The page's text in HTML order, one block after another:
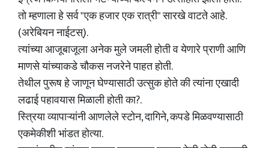
तो म्हणाला हे सर्व "एक हजार एक रात्री" सारखे वाटते आहे.
(अरेबियन‌ नाईटस्).
त्यांच्या आजूबाजूला अनेक मुले जमली होती व येणारे प्राणी आणि
माणसे यांच्याकडे चौकस नजरेने पाहत होती.
तेथील पुरूष हे जाणून घेण्यासाठी उत्सुक होते की त्यांना एखादी
लढाई पहावयास मिळाली होती का?.
स्त्रिया व्यापाऱ्यांनी आणलेले स्टोन, दागिने, कपडे मिळवण्यासाठी
एकमेकीशी भांडत होत्या.